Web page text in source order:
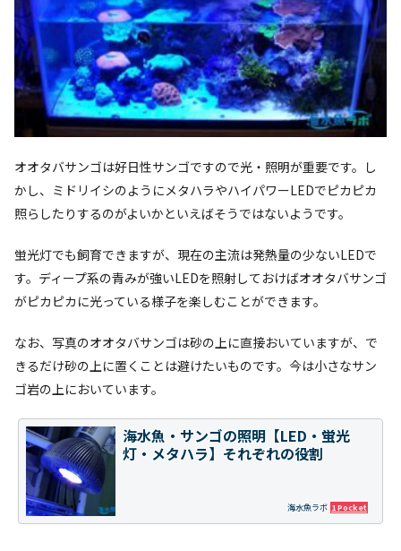
オオタバサンゴは好日性サンゴですので光・照明が重要です。し
かし、ミドリイシのようにメタハラやハイパワーLEDでピカピカ
照らしたりするのがよいかといえばそうではないようです。
蛍光灯でも飼育できますが、現在の主流は発熱量の少ないLEDで
す。ディープ系の青みが強いLEDを照射しておけばオオタバサンゴ
がピカピカに光っている様子を楽しむことができます。
なお、写真のオオタバサンゴは砂の上に直接おいていますが、で
きるだけ砂の上に置くことは避けたいものです。今は小さなサン
ゴ岩の上においています。
海水魚ラボ 1 Pocket
海水魚・サンゴの照明【LED・蛍光
灯・メタハラ】それぞれの役割